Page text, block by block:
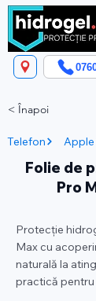
< Înapoi
Telefon Apple
Folie de
Pro
Protecție
Max cu
naturală la
practică